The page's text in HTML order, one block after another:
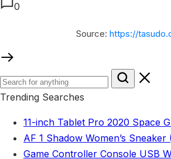
0
Source: https://
Trending Searches
11-inch Tablet Pro 2020 Space
AF 1 Shadow Women’s
Game Controller Console USB